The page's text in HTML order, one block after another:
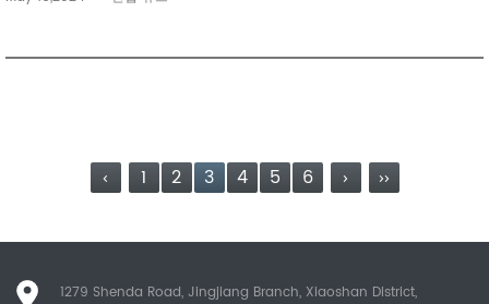
‹ 1 2 3 4 5 6 › ››
1279 Shenda Road, Jingjiang Branch, Xiaoshan District,